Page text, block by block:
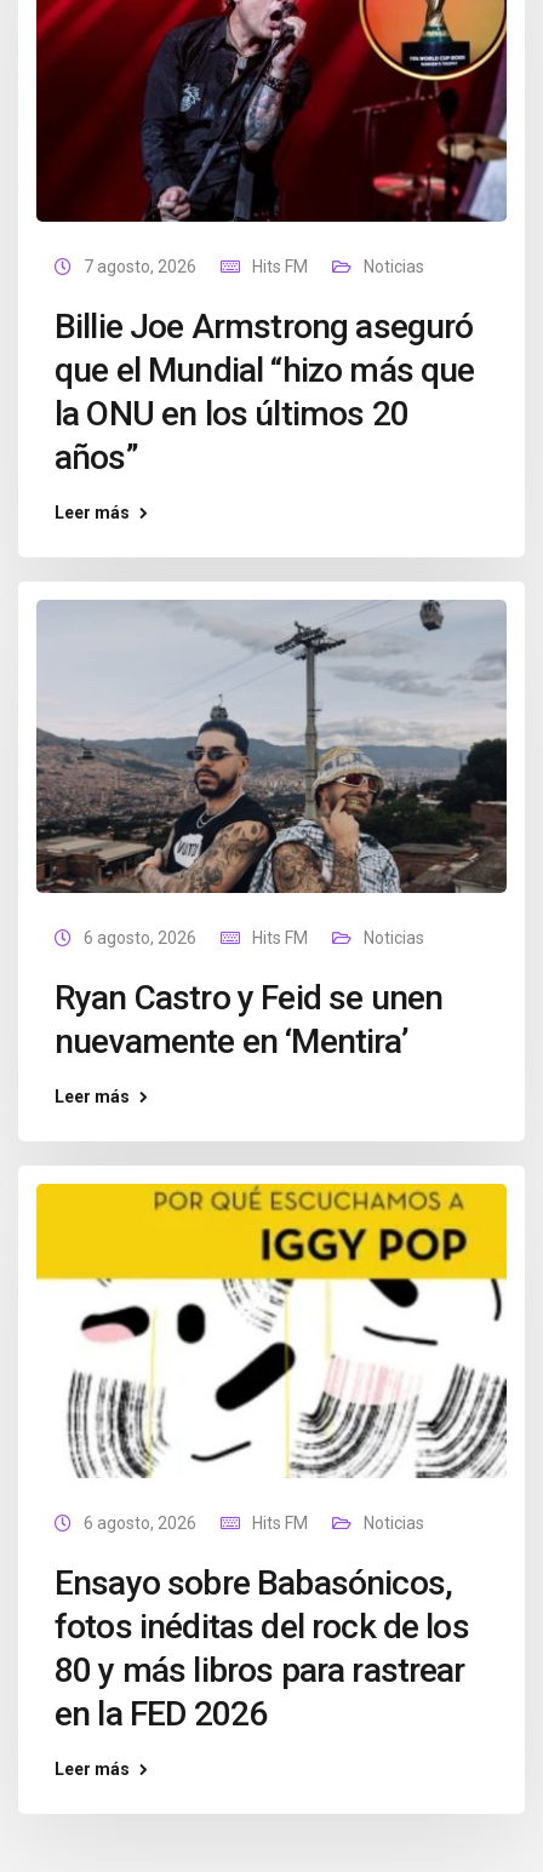
7 agosto, 2026 Hits FM Noticias
Billie Joe Armstrong aseguró
que el Mundial “hizo más que
la ONU en los últimos 20
años”
Leer más
6 agosto, 2026 Hits FM Noticias
Ryan Castro y Feid se unen
nuevamente en ‘Mentira’
Leer más
6 agosto, 2026 Hits FM Noticias
Ensayo sobre Babasónicos,
fotos inéditas del rock de los
80 y más libros para rastrear
en la FED 2026
Leer más